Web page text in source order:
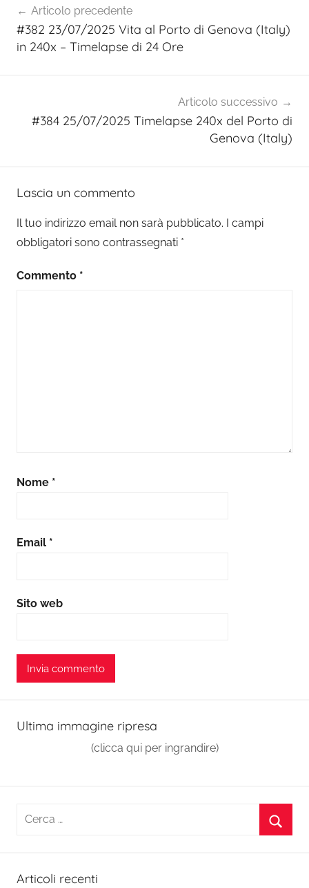
articoli
Articolo precedente
#382 23/07/2025 Vita al Porto di Genova (Italy)
in 240x – Timelapse di 24 Ore
Articolo successivo
#384 25/07/2025 Timelapse 240x del Porto di
Genova (Italy)
Lascia un commento
Il tuo indirizzo email non sarà pubblicato. I campi
obbligatori sono contrassegnati *
Commento *
Nome *
Email *
Sito web
Ultima immagine ripresa
(clicca qui per ingrandire)
Ricerca
Articoli recenti